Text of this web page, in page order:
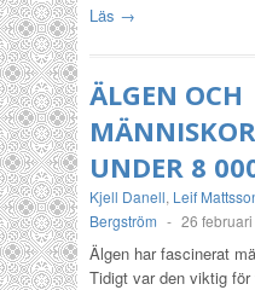
Läs →
ÄLGEN OCH
UNDER 8
Kjell Danell, Leif
Bergström - 26
Älgen har fascinerat
Tidigt var den viktig